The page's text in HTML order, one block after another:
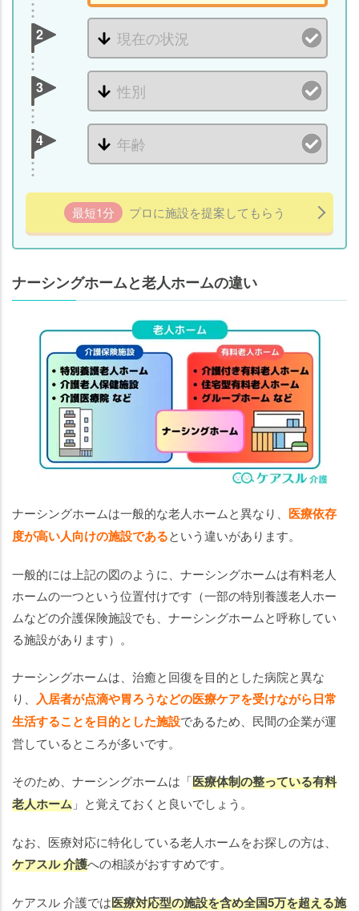
2
3
4
最短1分 プロに施設を提案してもらう
ナーシングホームと老人ホームの違い
ナーシングホームは一般的な老人ホームと異なり、 医療依存
度が高い人向けの施設であるという違いがあります。
一般的には上記の図のように、ナーシングホームは有料老人
ホームの一つという位置付けです（一部の特別養護老人ホー
ムなどの介護保険施設でも、ナーシングホームと呼称してい
る施設があります）。
ナーシングホームは、治癒と回復を目的とした病院と異な
り、 入居者が点滴や胃ろうなどの医療ケアを受けながら日常
生活することを目的とした施設であるため、民間の企業が運
営しているところが多いです。
そのため、ナーシングホームは「医療体制の整っている有料
老人ホーム 」と覚えておくと良いでしょう。
なお、医療対応に特化している老人ホームをお探しの方は、
ケアスル 介護への相談がおすすめです。
ケアスル 介護では医療対応型の施設を含め全国5万を超える施